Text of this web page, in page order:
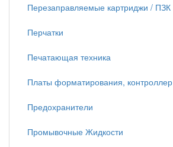
Перезаправляемые картриджи / ПЗК
Перчатки
Печатающая техника
Платы форматирования, контроллер
Предохранители
Промывочные Жидкости